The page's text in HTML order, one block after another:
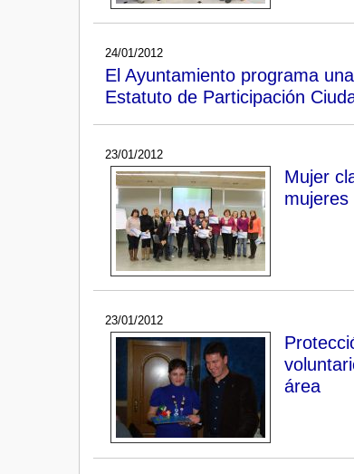
24/01/2012
El Ayuntamiento programa
Estatuto de Participación
23/01/2012
Mujer
mujeres
23/01/2012
área